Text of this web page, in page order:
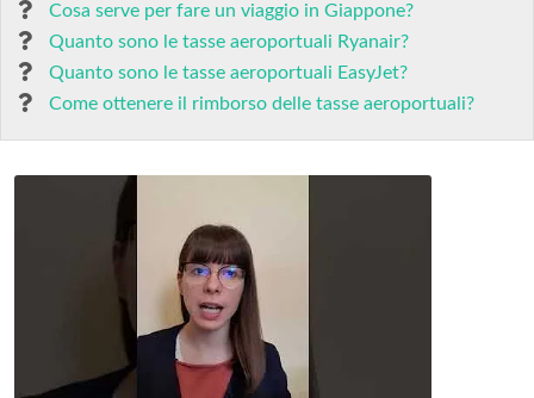
Cosa serve per fare un viaggio in Giappone?
Quanto sono le tasse aeroportuali Ryanair?
Quanto sono le tasse aeroportuali EasyJet?
Come ottenere il rimborso delle tasse aeroportuali?